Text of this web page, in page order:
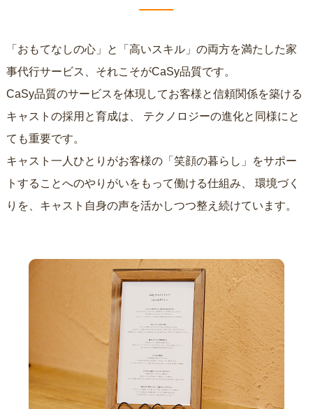
「おもてなしの心」と「高いスキル」の両方を満たした家
事代行サービス、それこそがCaSy品質です。
CaSy品質のサービスを体現してお客様と信頼関係を築ける
キャストの採用と育成は、
ても重要です。
キャスト一人ひとりがお客様の「笑顔の暮らし」をサポー
トすることへのやりがいをもって働ける仕組み、
りを、キャスト自身の声を活かしつつ整え続けています。